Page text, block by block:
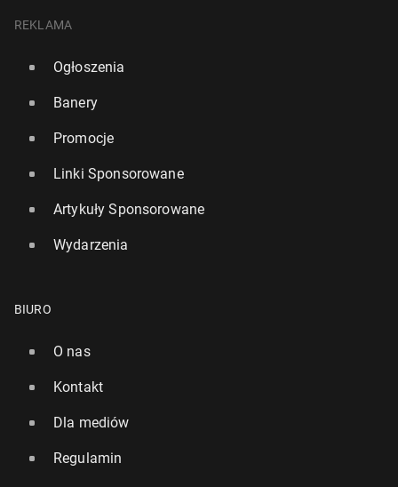
REKLAMA
Ogłoszenia
Banery
Promocje
Linki Sponsorowane
Artykuły Sponsorowane
Wydarzenia
BIURO
O nas
Kontakt
Dla mediów
Regulamin